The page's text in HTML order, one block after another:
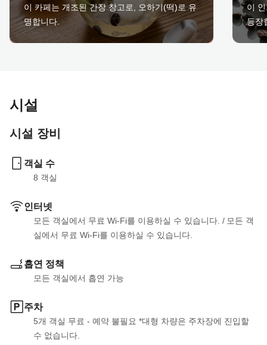
이 카페는 개조된 간장 창고로, 오하기(떡)로 유
명합니다.
이
등장
시설
시설 장비
객실 수
8 객실
인터넷
모든 객실에서 무료 Wi-Fi를 이용하실 수 있습니다. / 모든 객
실에서 무료 Wi-Fi를 이용하실 수 있습니다.
흡연 정책
모든 객실에서 흡연 가능
주차
5개 객실 무료 - 예약 불필요 *대형 차량은 주차장에 진입할
수 없습니다.